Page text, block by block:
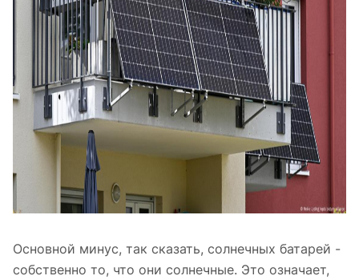
Основной минус, так сказать, солнечных батарей -
собственно то, что они солнечные. Это означает,